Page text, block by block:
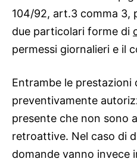
104/92, art.3 comma 3,
due particolari forme di
permessi giornalieri e il
Entrambe le prestazioni
preventivamente
presente che non sono
retroattive. Nel caso di
domande vanno invece